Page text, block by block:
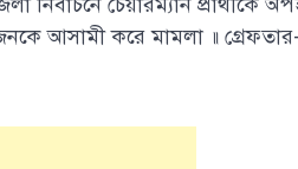
আসামী করে মামলা ॥